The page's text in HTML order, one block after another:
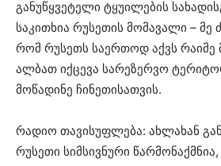
განუწყვეტელი ტყუილების
საკითხია რუსეთის მომავალი – მე
რომ რუსეთს საერთოდ აქვს რაიმე
ალბათ იქცევა სარეზერვო
მოწადინე ჩინეთისათვის.
რადიო თავისუფლება: ახლახან
რუსეთი სიმსივნური